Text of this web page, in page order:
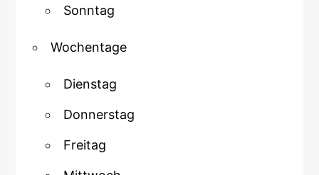
Sonntag
Wochentage
Dienstag
Donnerstag
Freitag